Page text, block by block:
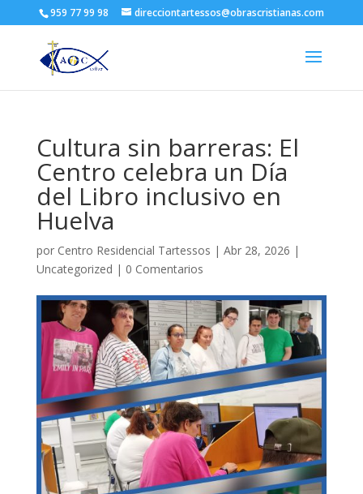
959 77 99 98 direcciontartessos@obrascristianas.com
Cultura sin barreras: El
Centro celebra un Día
del Libro inclusivo en
Huelva
por Centro Residencial Tartessos | Abr 28, 2026 |
Uncategorized | 0 Comentarios